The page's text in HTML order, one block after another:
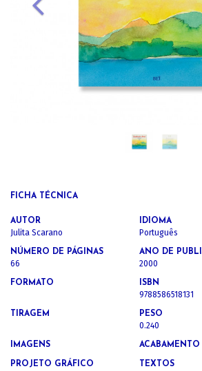
FICHA TÉCNICA
AUTOR
Julita Scarano
IDIOMA
Português
NÚMERO DE PÁGINAS
66
ANO DE
2000
FORMATO ISBN
9788586518131
TIRAGEM PESO
0.240
IMAGENS ACABAMENTO
PROJETO GRÁFICO TEXTOS